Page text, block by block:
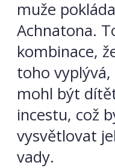
muže
Achnatona.
kombinace,
toho
mohl být
incestu, což
vysvětlovat
vady.